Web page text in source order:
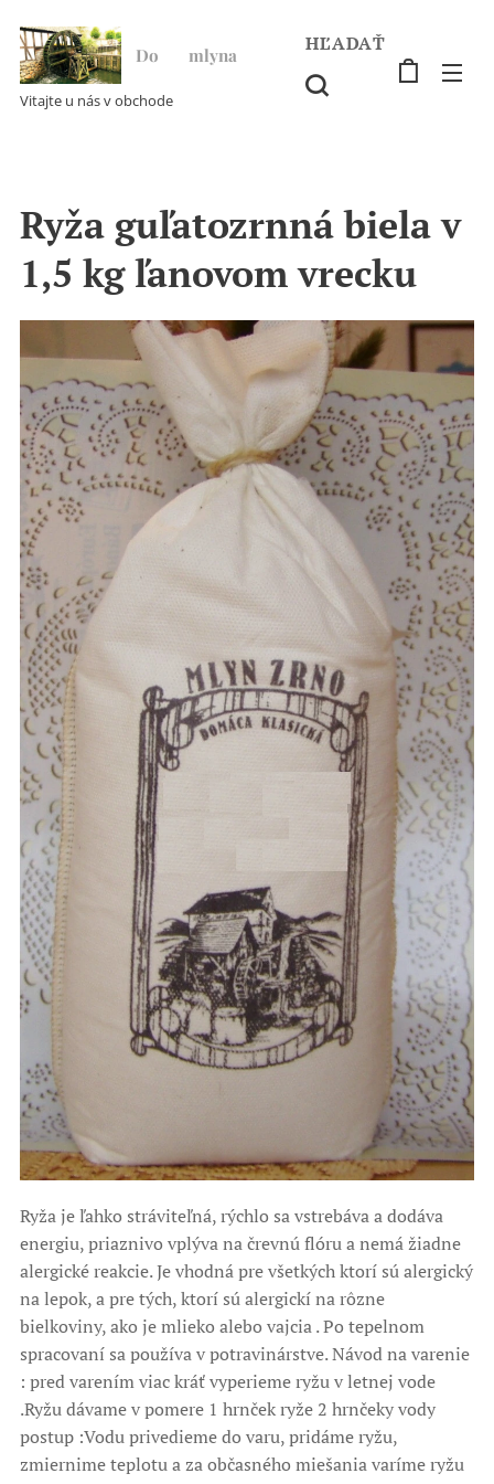
Do ♥ mlyna
Vitajte u nás v obchode
HĽADAŤ
Ryža guľatozrnná biela v
1,5 kg ľanovom vrecku
Ryža je ľahko stráviteľná, rýchlo sa vstrebáva a dodáva
energiu, priaznivo vplýva na črevnú flóru a nemá žiadne
alergické reakcie. Je vhodná pre všetkých ktorí sú alergický
na lepok, a pre tých, ktorí sú alergickí na rôzne
bielkoviny, ako je mlieko alebo vajcia . Po tepelnom
spracovaní sa používa v potravinárstve. Návod na varenie
: pred varením viac kráť vyperieme ryžu v letnej vode
.Ryžu dávame v pomere 1 hrnček ryže 2 hrnčeky vody
postup :Vodu privedieme do varu, pridáme ryžu,
zmiernime teplotu a za občasného miešania varíme ryžu